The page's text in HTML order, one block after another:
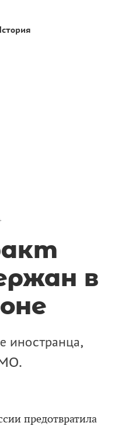
в
иностранца,
МО.
предотвратила